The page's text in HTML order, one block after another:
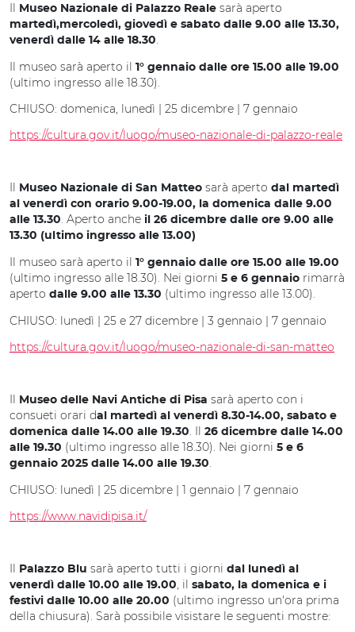
Museo Nazionale di Palazzo Reale sarà aperto
martedì,mercoledì, giovedì e sabato dalle 9.00 alle 13.30,
venerdì dalle 14 alle 18.30.
Il museo sarà aperto il
1° gennaio dalle ore 15.00 alle 19.00
(ultimo ingresso alle 18.30).
CHIUSO: domenica, lunedì | 25 dicembre | 7 gennaio
https://cultura.gov.it/luogo/museo-nazionale-di-palazzo-reale
Museo Nazionale di San Matteo sarà aperto dal martedì
al venerdì con orario 9.00-19.00, la domenica dalle 9.00
alle 13.30. Aperto anche il 26 dicembre dalle ore 9.00 alle
13.30 (ultimo ingresso alle 13.00)
Il museo sarà aperto il 1° gennaio dalle ore 15.00 alle 19.00
(ultimo ingresso alle 18.30). Nei giorni 5 e 6 gennaio rimarrà
aperto dalle 9.00 alle 13.30 (ultimo ingresso alle 13.00).
CHIUSO: lunedì | 25 e 27 dicembre | 3 gennaio | 7 gennaio
https://cultura.gov.it/luogo/museo-nazionale-di-san-matteo
Museo delle Navi Antiche di Pisa sarà aperto con i
consueti orari dal martedì al venerdì 8.30-14.00, sabato e
domenica dalle 14.00 alle 19.30. Il
26 dicembre dalle 14.00
alle 19.30 (ultimo ingresso alle 18.30). Nei giorni 5 e 6
gennaio 2025 dalle 14.00 alle 19.30.
CHIUSO: lunedì | 25 dicembre | 1 gennaio | 7 gennaio
https://www.navidipisa.it/
Palazzo Blu sarà aperto tutti i giorni dal lunedì al
venerdì dalle 10.00 alle 19.00, il
sabato, la domenica e i
festivi dalle 10.00 alle 20.00 (ultimo ingresso un'ora prima
della chiusura). Sarà possibile visistare le seguenti mostre: